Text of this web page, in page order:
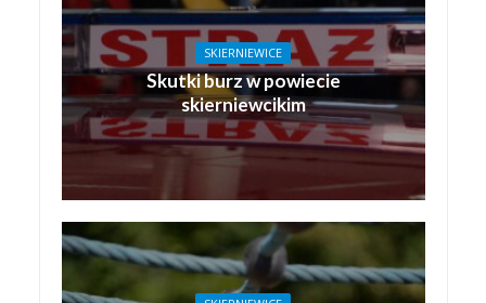
SKIERNIEWICE
Skutki burz w powiecie
skierniewcikim